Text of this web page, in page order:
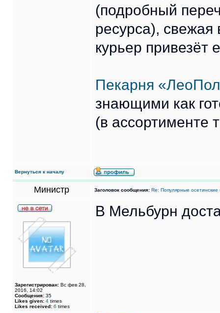
(подробный
ресурса), свежая
курьер привезёт
Пекарня
знающими как
(в ассортименте
Вернуться к началу
Министр Заголовок сообщения: Re: Популярные осетинские
Зарегистрирован: Вс фев 28,
2016, 14:02
Сообщения: 35
Likes given: 4 times
Likes received: 6 times
В Мельбурн